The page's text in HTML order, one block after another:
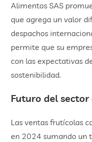
Alimentos SAS
que agrega un valor
despachos
permite que su
con las expectativas
sostenibilidad.
​Futuro del
Las ventas frutícolas
en 2024 sumando un